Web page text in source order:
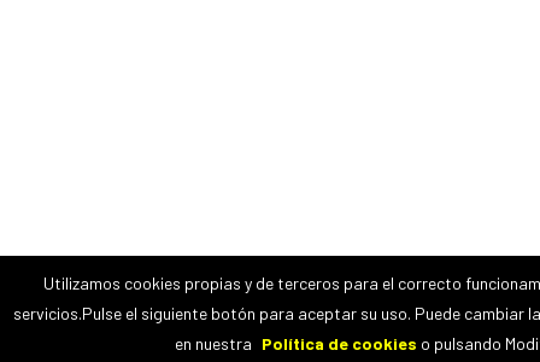
Utilizamos cookies propias y de terceros para el correcto
servicios.Pulse el siguiente botón para aceptar su uso. Puede cambiar
en nuestra Política de cookies o pulsando